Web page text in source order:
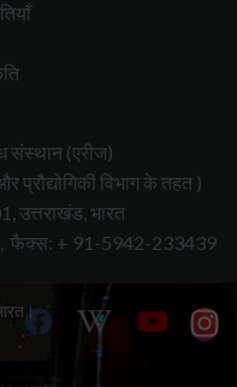
संस्थान (एरीज)
प्रौद्योगिकी विभाग के तहत )
उत्तराखंड, भारत
फैक्स: + 91-5942-233439